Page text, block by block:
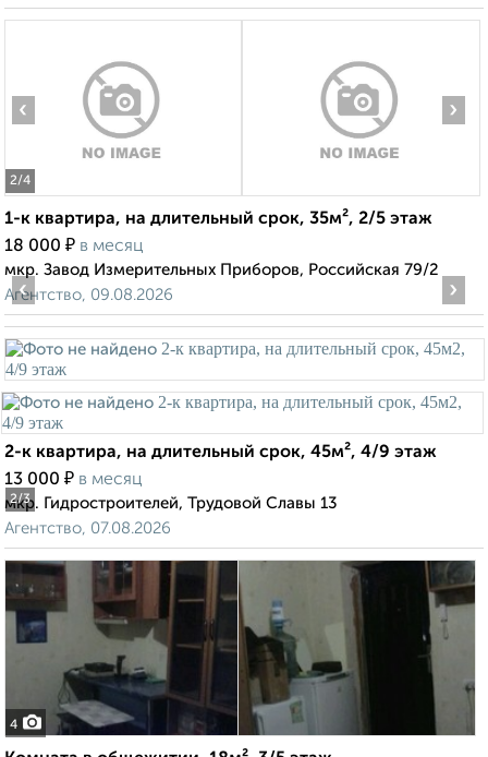
2/4
‹ ›
1-к квартира, на длительный срок, 35м², 2/5 этаж
18 000 ₽ в месяц
мкр. Завод Измерительных Приборов, Российская 79/2
Агентство, 09.08.2026
2/3
‹ ›
2-к квартира, на длительный срок, 45м², 4/9 этаж
13 000 ₽ в месяц
мкр. Гидростроителей, Трудовой Славы 13
Агентство, 07.08.2026
4